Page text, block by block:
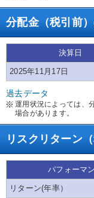
分配金（税引前
決算日
2025年11月17日
過去データ
運用状況によっては、
場合があります。
リスクリターン
パフォーマ
リターン(年率）